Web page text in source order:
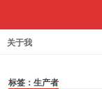
关于我
标签：生产者